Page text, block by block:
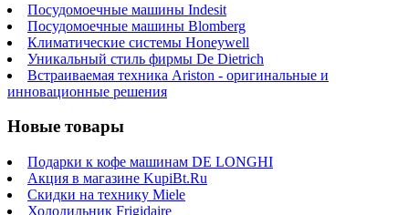
Посудомоечные машины Indesit
Посудомоечные машины Blomberg
Климатические системы Honeywell
Уникальный стиль фирмы De Dietrich
Встраиваемая техника Ariston - оригинальные и
инновационные решения
Новые товары
Подарки к кофе машинам DE LONGHI
Акция в магазине KupiBt.Ru
Скидки на технику Miele
Холодильник Frigidaire